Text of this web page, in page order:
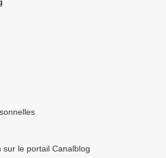
sur le portail Canalblog